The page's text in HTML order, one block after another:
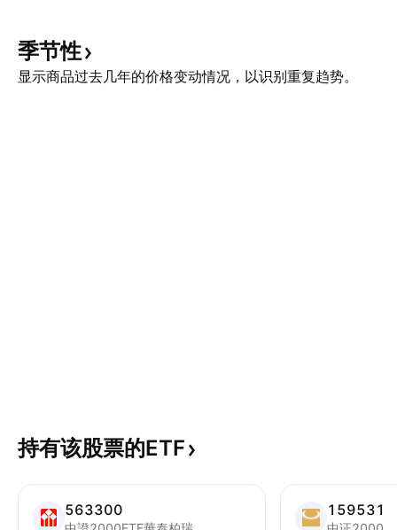
季节性
显示商品过去几年的价格变动情况，以识别重复趋势。
持有该股票的ETF
563300 159531